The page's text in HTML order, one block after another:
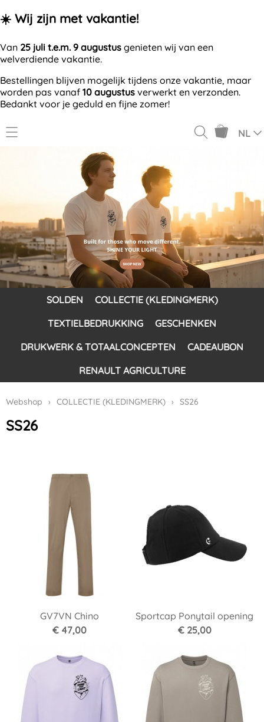
☀️ Wij zijn met vakantie!
Van 25 juli t.e.m. 9 augustus genieten wij van een
welverdiende vakantie.
Bestellingen blijven mogelijk tijdens onze vakantie, maar
worden pas vanaf 10 augustus verwerkt en verzonden.
Bedankt voor je geduld en fijne zomer!
GV7VN.
OFFERTE AANVRAGEN
NL
SOLDEN
COLLECTIE (KLEDINGMERK)
TEXTIELBEDRUKKING
GESCHENKEN
DRUKWERK & TOTAALCONCEPTEN
CADEAUBON
RENAULT AGRICULTURE
Webshop › COLLECTIE (KLEDINGMERK) › SS26
SS26
GV7VN Chino
€ 47,00
Sportcap Ponytail opening
€ 25,00